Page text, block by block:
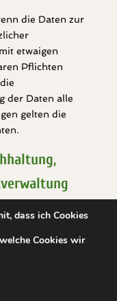
die Daten zur
etwaigen
Pflichten
der Daten alle
gelten die
von
unseres
der
die wir im
dass ich Cookies
Cookies wir